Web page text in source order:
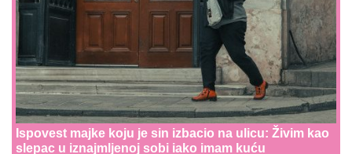
Ispovest majke koju je sin izbacio na ulicu: Živim kao
slepac u iznajmljenoj sobi iako imam kuću